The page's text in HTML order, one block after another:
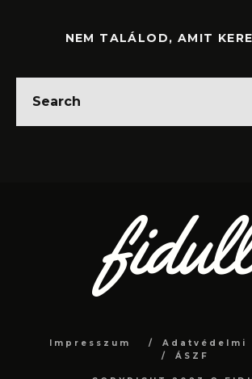
NEM TALÁLOD, AMIT
Impresszum
Adatvédelmi
ÁSZF